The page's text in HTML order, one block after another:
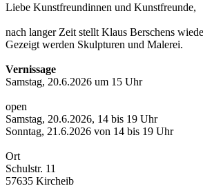
Liebe Kunstfreundinnen und Kunstfreunde,
nach langer Zeit stellt Klaus Berschens
Gezeigt werden Skulpturen und Malerei.
Vernissage
Samstag, 20.6.2026 um 15 Uhr
open
Samstag, 20.6.2026, 14 bis 19 Uhr
Sonntag, 21.6.2026 von 14 bis 19 Uhr
Ort
Schulstr. 11
57635 Kircheib